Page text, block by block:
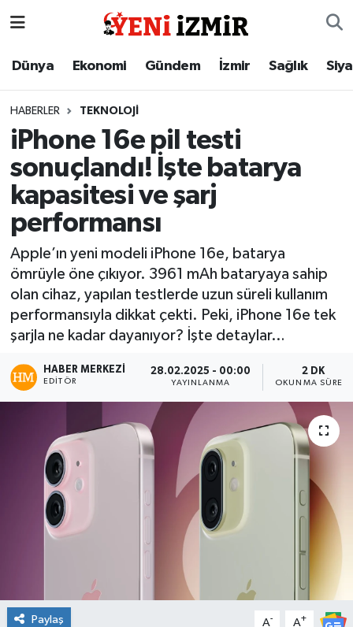
Dünya Ekonomi Gündem İzmir Sağlık
HABERLER TEKNOLOJI
iPhone 16e pil testi
sonuçlandı! İşte batarya
kapasitesi ve şarj
performansı
Apple’ın yeni modeli iPhone 16e, batarya
ömrüyle öne çıkıyor. 3961 mAh bataryaya sahip
olan cihaz, yapılan testlerde uzun süreli kullanım
performansıyla dikkat çekti. Peki, iPhone 16e tek
şarjla ne kadar dayanıyor? İşte detaylar…
HABER MERKEZI
EDITÖR
28.02.2025 - 00:00
YAYINLANMA
2 DK
OKUNMA SÜRESI
Paylaş A- A+
Dünya
Gündem
İzmir
Sağlık
Siyaset
Magazin
Resmi İlanlar
Spor
Tatil ve Seyahat
Çevre
Okul Gazetesi
İzmir Nöbetçi Eczaneler
İzmir Namaz Vakitleri
İzmir Trafik Yoğunluk Haritası
Süper Lig Puan Durumu ve Fikstür
Tüm Manşetler
Son Dakika Haberleri
Haber Arşivi